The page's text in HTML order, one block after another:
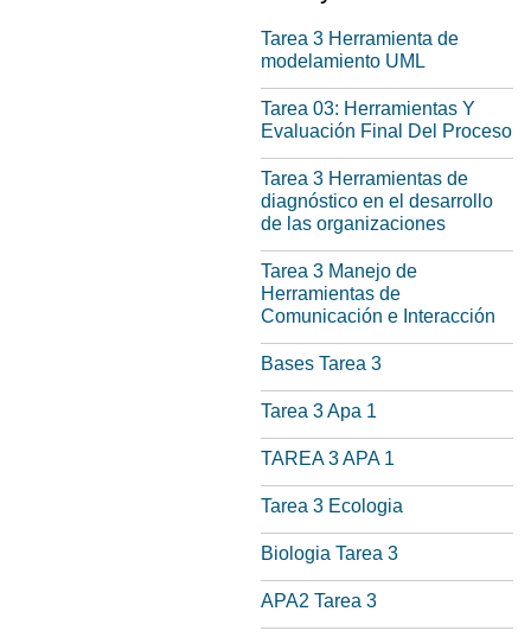
Tarea 3 Herramienta de
modelamiento UML
Tarea 03: Herramientas Y
Evaluación Final Del Proceso
Tarea 3 Herramientas de
diagnóstico en el desarrollo
de las organizaciones
Tarea 3 Manejo de
Herramientas de
Comunicación e Interacción
Bases Tarea 3
Tarea 3 Apa 1
TAREA 3 APA 1
Tarea 3 Ecologia
Biologia Tarea 3
APA2 Tarea 3